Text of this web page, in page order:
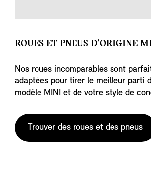
ROUES ET PNEUS D’ORIGINE
Nos roues incomparables sont
adaptées pour tirer le meilleur parti
modèle MINI et de votre style de
Trouver des roues et des pneus